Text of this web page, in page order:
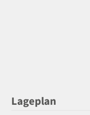
Lageplan